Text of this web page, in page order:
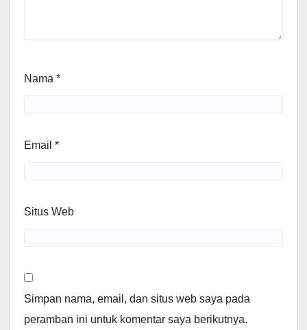
Nama *
Email *
Situs Web
Simpan nama, email, dan situs web saya pada
peramban ini untuk komentar saya berikutnya.